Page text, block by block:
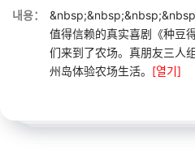
내용：
值得信赖的真实喜剧《种豆
们来到了农场。真朋友三人
州岛体验农场生活。 [열기]